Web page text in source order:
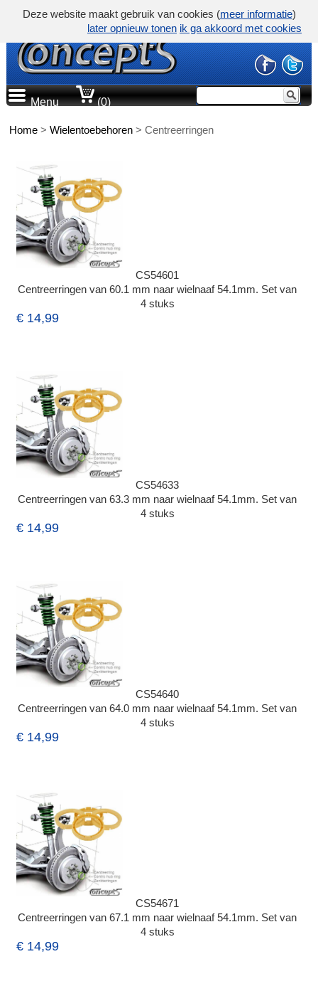
Menu (0)
Home >Wielentoebehoren >Centreerringen
CS54601
Centreerringen van 60.1 mm naar wielnaaf 54.1mm. Set van
4 stuks
€ 14,99
CS54633
Centreerringen van 63.3 mm naar wielnaaf 54.1mm. Set van
4 stuks
€ 14,99
CS54640
Centreerringen van 64.0 mm naar wielnaaf 54.1mm. Set van
4 stuks
€ 14,99
CS54671
Centreerringen van 67.1 mm naar wielnaaf 54.1mm. Set van
4 stuks
€ 14,99
Deze website maakt gebruik van cookies (meer informatie)
later opnieuw tonen ik ga akkoord met cookies